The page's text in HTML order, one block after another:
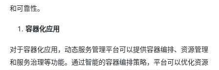
和可靠性。
容器化应用
对于容器化应用，动态服务管理平台可以提供容器编排、资源管理
和服务治理等功能。通过智能的容器编排策略，平台可以优化资源